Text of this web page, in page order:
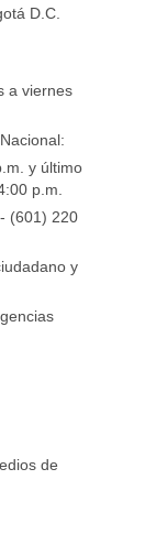
D.C.
a viernes
y último
p.m.
(601) 220
y
de